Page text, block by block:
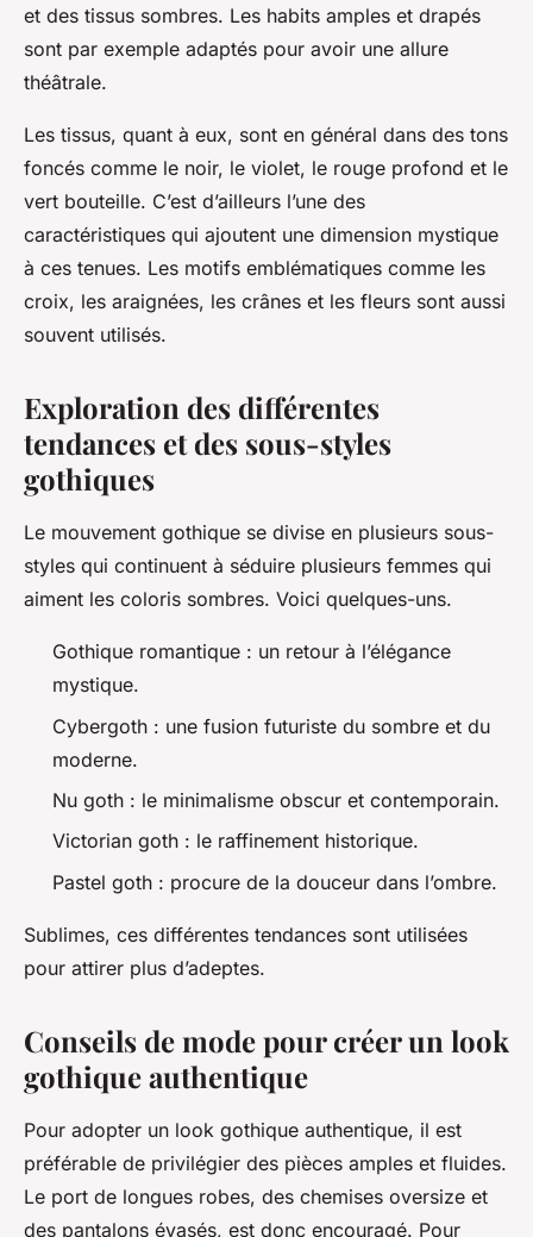
et des tissus sombres. Les habits amples et drapés
sont par exemple adaptés pour avoir une allure
théâtrale.
Les tissus, quant à eux, sont en général dans des tons
foncés comme le noir, le violet, le rouge profond et le
vert bouteille. C’est d’ailleurs l’une des
caractéristiques qui ajoutent une dimension mystique
à ces tenues. Les motifs emblématiques comme les
croix, les araignées, les crânes et les fleurs sont aussi
souvent utilisés.
Exploration des différentes
tendances et des sous-styles
gothiques
Le mouvement gothique se divise en plusieurs sous-
styles qui continuent à séduire plusieurs femmes qui
aiment les coloris sombres. Voici quelques-uns.
Gothique romantique : un retour à l’élégance
mystique.
Cybergoth : une fusion futuriste du sombre et du
moderne.
Nu goth : le minimalisme obscur et contemporain.
Victorian goth : le raffinement historique.
Pastel goth : procure de la douceur dans l’ombre.
Sublimes, ces différentes tendances sont utilisées
pour attirer plus d’adeptes.
Conseils de mode pour créer un look
gothique authentique
Pour adopter un look gothique authentique, il est
préférable de privilégier des pièces amples et fluides.
Le port de longues robes, des chemises oversize et
des pantalons évasés, est donc encouragé. Pour